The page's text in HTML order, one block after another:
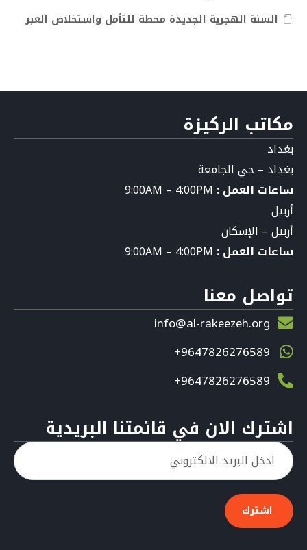
السنة الهجرية الجديدة محطة للتأمل واستخلاص العبر
مكاتب الركيزة
بغداد
بغداد – حي الجامعة
ساعات العمل : 9:00AM – 4:00PM
أربيل
أربيل – الإسكان
ساعات العمل : 9:00AM – 4:00PM
تواصل معنا
info@al-rakeezeh.org
9647826276589+
9647826276589+
اشترك الان في قائمتنا البريدية